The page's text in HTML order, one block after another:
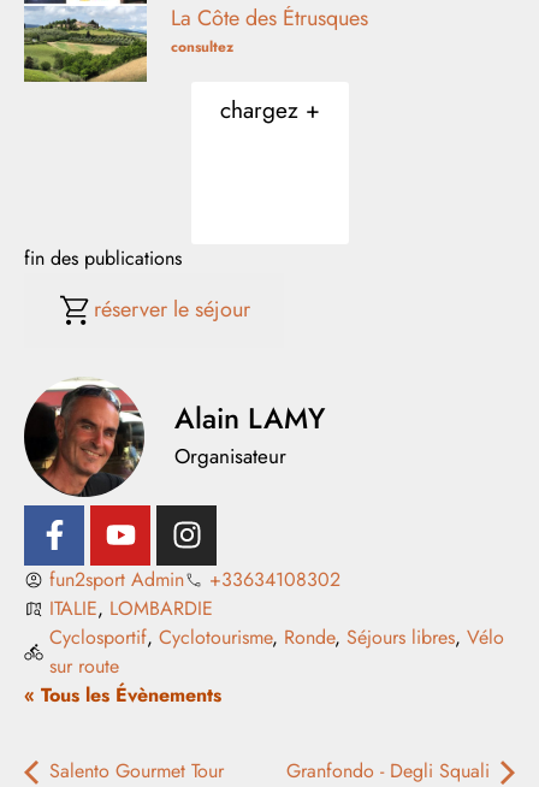
La Côte des Étrusques
consultez
chargez +
fin des publications
réserver le séjour
Alain LAMY
Organisateur
fun2sport Admin
+33634108302
ITALIE, LOMBARDIE
Cyclosportif, Cyclotourisme, Ronde, Séjours libres, Vélo
sur route
« Tous les Évènements
Salento Gourmet Tour Granfondo - Degli Squali